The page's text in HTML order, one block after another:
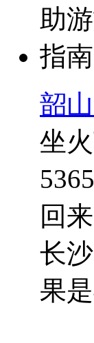
韶
坐
回
长
果